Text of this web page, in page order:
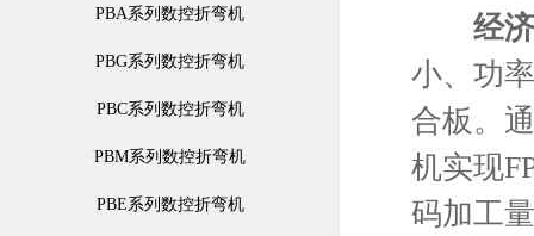
PBA系列数控折弯机
PBG系列数控折弯机
PBC系列数控折弯机
PBM系列数控折弯机
PBE系列数控折弯机
经
小、功
合板。
机实现
码加工